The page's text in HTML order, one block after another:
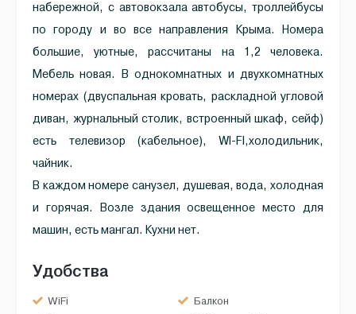
набережной, с автовокзала автобусы, троллейбусы
по городу и во все направления Крыма. Номера
большие, уютные, рассчитаны на 1,2 человека.
Мебель новая. В однокомнатных и двухкомнатных
номерах (двуспальная кровать, раскладной угловой
диван, журнальный столик, встроенный шкаф, сейф)
есть телевизор (кабельное), WI-FI,холодильник,
чайник.
В каждом номере санузел, душевая, вода, холодная
и горячая. Возле здания освещенное место для
машин, есть мангал. Кухни нет.
Удобства
WiFi
Балкон